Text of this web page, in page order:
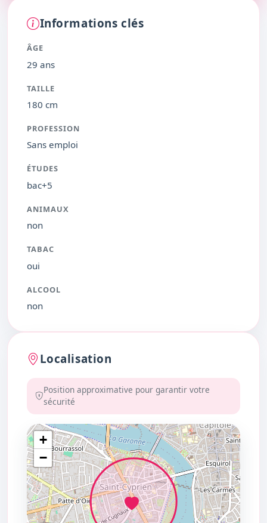
Informations clés
ÂGE
29 ans
TAILLE
180 cm
PROFESSION
Sans emploi
ÉTUDES
bac+5
ANIMAUX
non
TABAC
oui
ALCOOL
non
Localisation
Position approximative pour garantir votre
sécurité
+
−